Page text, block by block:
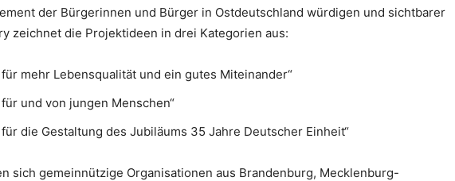
der Bürgerinnen und Bürger in Ostdeutschland würdigen und sichtbarer
zeichnet die Projektideen in drei Kategorien aus:
für mehr Lebensqualität und ein gutes Miteinander“
und von jungen Menschen“
für die Gestaltung des Jubiläums 35 Jahre Deutscher Einheit“
sich gemeinnützige Organisationen aus Brandenburg, Mecklenburg-